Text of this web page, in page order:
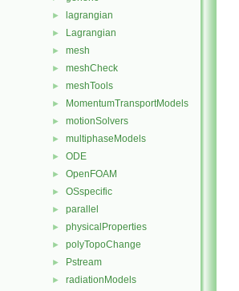
► lagrangian
► Lagrangian
► mesh
► meshCheck
► meshTools
► MomentumTransportModels
► motionSolvers
► multiphaseModels
► ODE
► OpenFOAM
► OSspecific
► parallel
► physicalProperties
► polyTopoChange
► Pstream
► radiationModels